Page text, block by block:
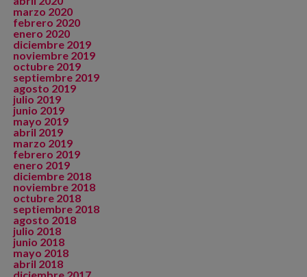
marzo 2020
febrero 2020
enero 2020
diciembre 2019
noviembre 2019
octubre 2019
septiembre 2019
agosto 2019
julio 2019
junio 2019
mayo 2019
abril 2019
marzo 2019
febrero 2019
enero 2019
diciembre 2018
noviembre 2018
octubre 2018
septiembre 2018
agosto 2018
julio 2018
junio 2018
mayo 2018
abril 2018